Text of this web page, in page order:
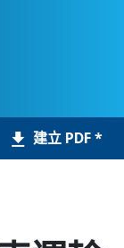
建立 PDF *